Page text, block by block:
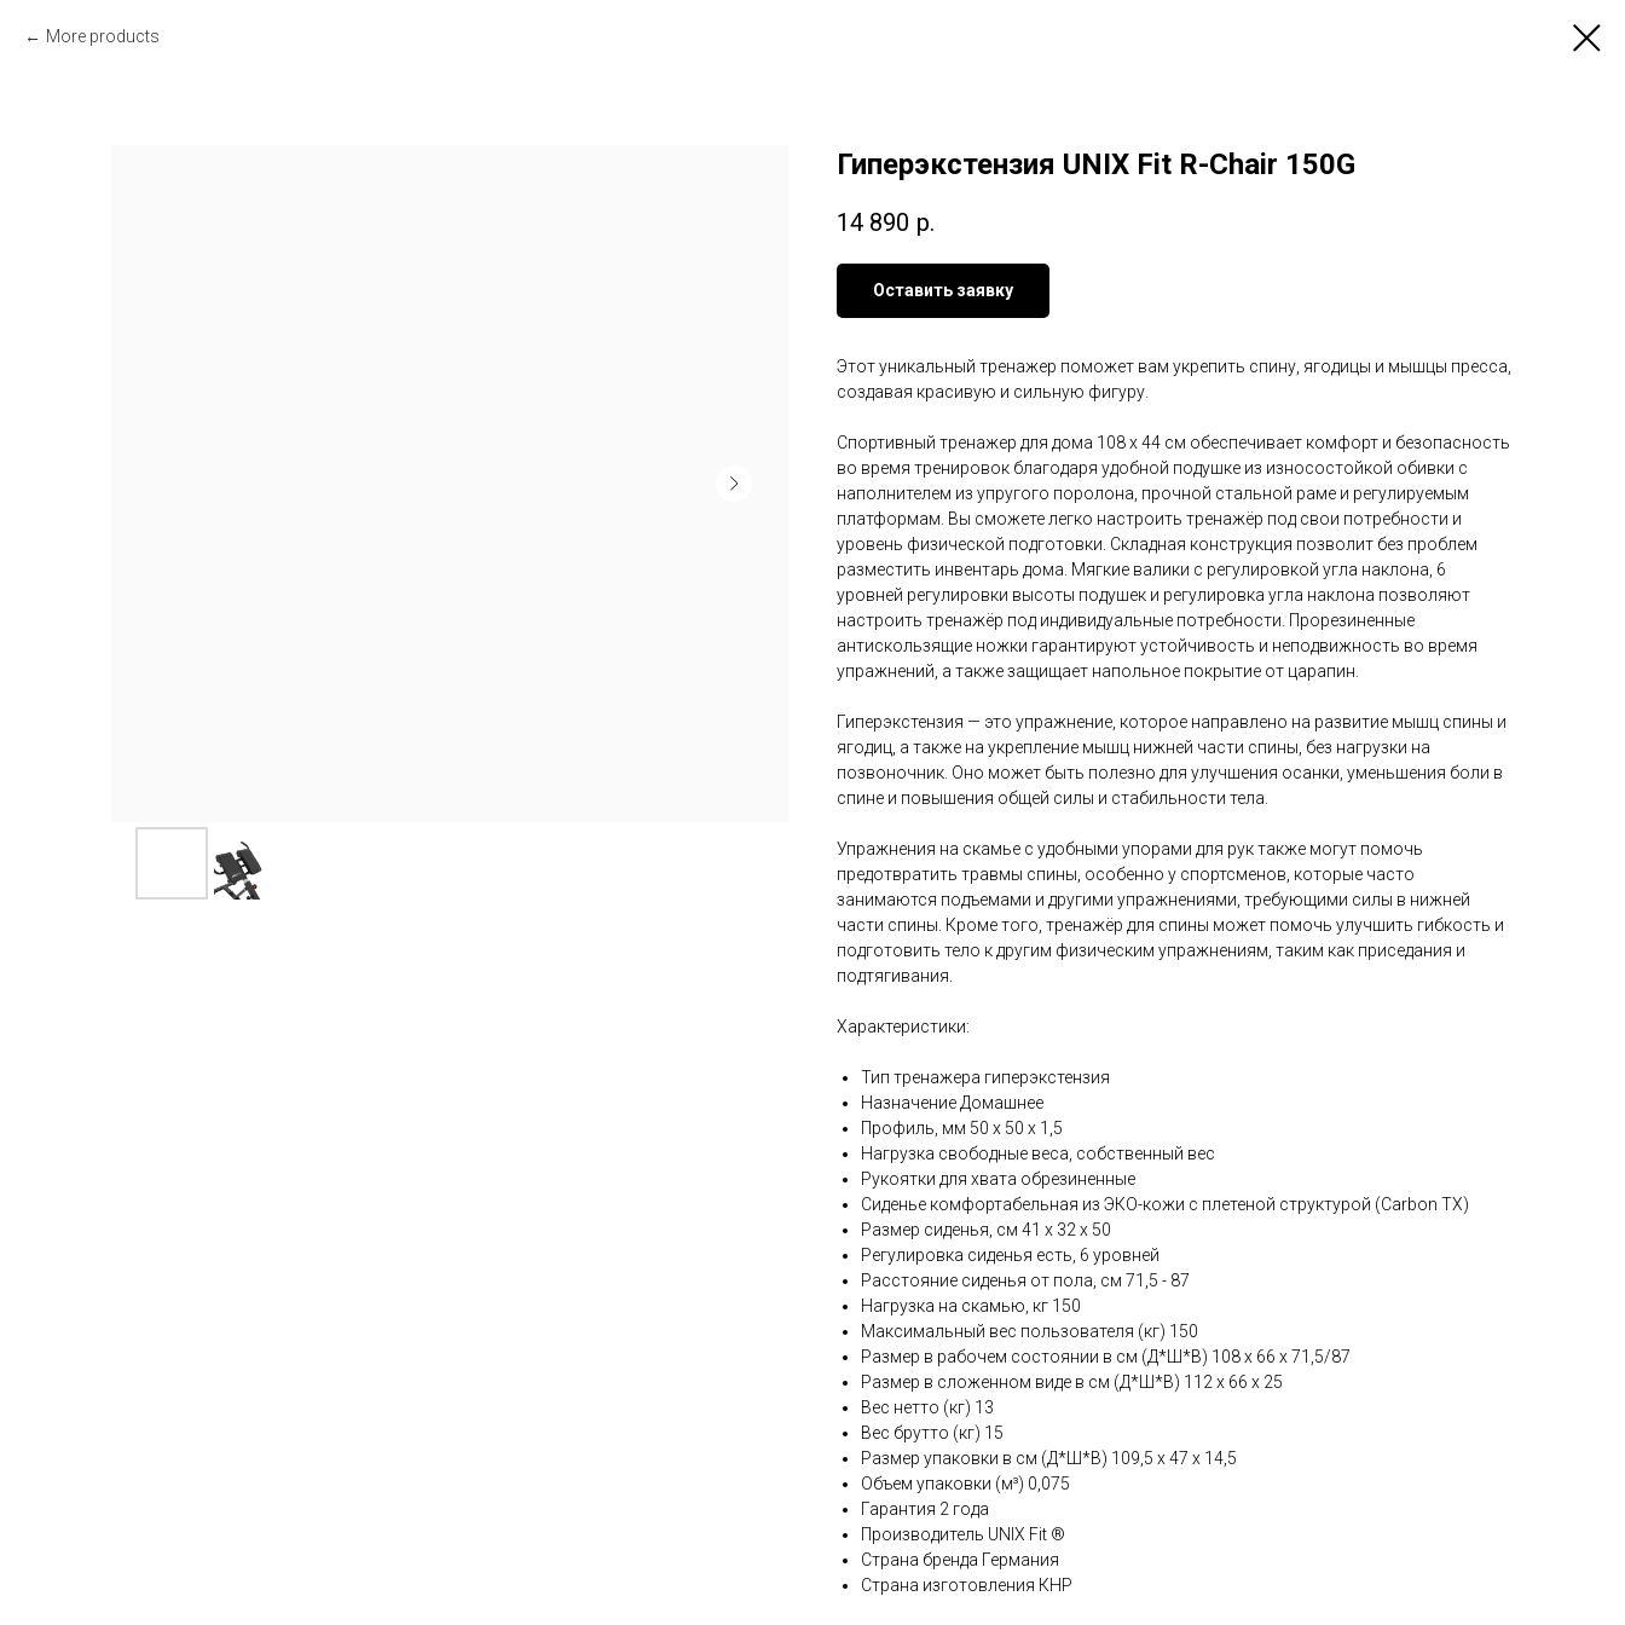
More products
Гиперэкстензия UNIX Fit R-Chair 150G
14 890 р.
Оставить заявку
Этот уникальный тренажер поможет вам укрепить спину, ягодицы и мышцы пресса,
создавая красивую и сильную фигуру.
Спортивный тренажер для дома 108 х 44 см обеспечивает комфорт и безопасность
во время тренировок благодаря удобной подушке из износостойкой обивки с
наполнителем из упругого поролона, прочной стальной раме и регулируемым
платформам. Вы сможете легко настроить тренажёр под свои потребности и
уровень физической подготовки. Складная конструкция позволит без проблем
разместить инвентарь дома. Мягкие валики с регулировкой угла наклона, 6
уровней регулировки высоты подушек и регулировка угла наклона позволяют
настроить тренажёр под индивидуальные потребности. Прорезиненные
антискользящие ножки гарантируют устойчивость и неподвижность во время
упражнений, а также защищает напольное покрытие от царапин.
Гиперэкстензия — это упражнение, которое направлено на развитие мышц спины и
ягодиц, а также на укрепление мышц нижней части спины, без нагрузки на
позвоночник. Оно может быть полезно для улучшения осанки, уменьшения боли в
спине и повышения общей силы и стабильности тела.
Упражнения на скамье с удобными упорами для рук также могут помочь
предотвратить травмы спины, особенно у спортсменов, которые часто
занимаются подъемами и другими упражнениями, требующими силы в нижней
части спины. Кроме того, тренажёр для спины может помочь улучшить гибкость и
подготовить тело к другим физическим упражнениям, таким как приседания и
подтягивания.
Характеристики:
Тип тренажера гиперэкстензия
Назначение Домашнее
Профиль, мм 50 х 50 х 1,5
Нагрузка свободные веса, собственный вес
Рукоятки для хвата обрезиненные
Сиденье комфортабельная из ЭКО-кожи с плетеной структурой (Carbon TX)
Размер сиденья, см 41 х 32 х 50
Регулировка сиденья есть, 6 уровней
Расстояние сиденья от пола, см 71,5 - 87
Нагрузка на скамью, кг 150
Максимальный вес пользователя (кг) 150
Размер в рабочем состоянии в см (Д*Ш*В) 108 х 66 х 71,5/87
Размер в сложенном виде в см (Д*Ш*В) 112 х 66 х 25
Вес нетто (кг) 13
Вес брутто (кг) 15
Размер упаковки в см (Д*Ш*В) 109,5 х 47 х 14,5
Объем упаковки (м³) 0,075
Гарантия 2 года
Производитель UNIX Fit ®
Страна бренда Германия
Страна изготовления КНР